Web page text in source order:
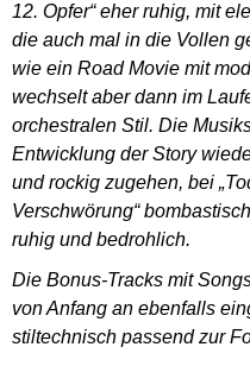
12. Opfer“ eher ruhig, mit
die auch mal in die Vollen
wie ein Road Movie mit
wechselt aber dann im
orchestralen Stil. Die
Entwicklung der Story
und rockig zugehen, bei
Verschwörung“
ruhig und bedrohlich.
Die Bonus-Tracks mit
von Anfang an ebenfalls
stiltechnisch passend zur